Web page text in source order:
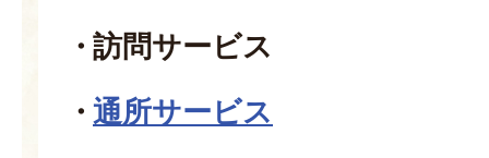
訪問サービス
通所サービス